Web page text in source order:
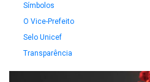
Símbolos
O Vice-Prefeito
Selo Unicef
Transparência